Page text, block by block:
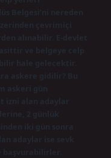
Belgesi’ni nereden
çevrimiçi
alınabilir. E-devlet
ve belgeye celp
hale gelecektir.
askere gidilir? Bu
askeri gün
izni alan adaylar
2 günlük
iki gün sonra
adaylar ise sevk